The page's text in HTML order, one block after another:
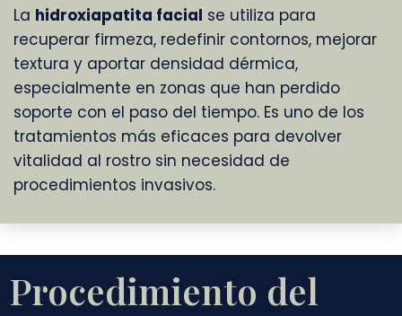
La hidroxiapatita facial se utiliza para
recuperar firmeza, redefinir contornos, mejorar
textura y aportar densidad dérmica,
especialmente en zonas que han perdido
soporte con el paso del tiempo. Es uno de los
tratamientos más eficaces para devolver
vitalidad al rostro sin necesidad de
procedimientos invasivos.
Procedimiento del